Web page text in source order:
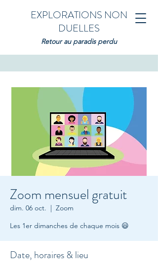
EXPLORATIONS NON
DUELLES
Retour au paradis perdu
Zoom mensuel gratuit
dim. 06 oct.
  |
Zoom
Les 1er dimanches de chaque mois 😃
Date, horaires & lieu